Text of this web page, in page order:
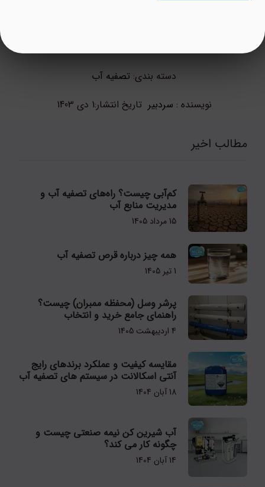
دسته بندی: تصفیه آب
نویسنده : سردبیر تاریخ انتشار:1 دی 1403
مطالب اخیر
کم‌آبی چیست؟ راه‌های تصفیه آب و
مدیریت منابع آب
15 مرداد 1405
همه چیز درباره قرص تصفیه آب
1 تیر 1405
پرشر وسل (محفظه ممبران) چیست؟
راهنمای جامع خرید و انتخاب
4 اردیبهشت 1405
مقایسه کیفیت و عملکرد برندهای رایج
آنتی اسکالانت در سیستم های تصفیه آب
18 آبان 1404
آب شیرین کن نیمه صنعتی چیست و
چگونه کار می کند؟
14 آبان 1404